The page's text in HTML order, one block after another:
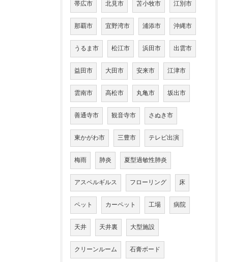
帯広市 北見市 苫小牧市 江別市
那覇市 宜野湾市 浦添市 沖縄市
うるま市 松江市 浜田市 出雲市
益田市 大田市 安来市 江津市
雲南市 高松市 丸亀市 坂出市
善通寺市 観音寺市 さぬき市
東かがわ市 三豊市 テレビ出演
梅雨 肺炎 夏型過敏性肺炎
アスペルギルス フローリング 床
ペット カーペット 工場 病院
天井 天井裏 大型施設
クリーンルーム 石膏ボード